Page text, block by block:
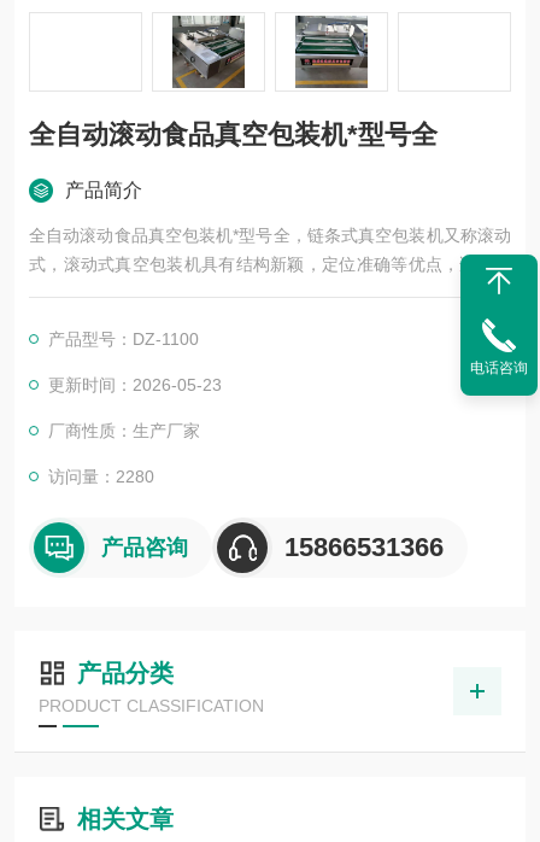
全自动滚动食品真空包装机*型号全
产品简介
全自动滚动食品真空包装机*型号全，链条式真空包装机又称滚动
式，滚动式真空包装机具有结构新颖，定位准确等优点，适用于
粽子，熟食，卤制品，海鲜品等食品的真空 包装。
产品型号：DZ-1100
更新时间：2026-05-23
厂商性质：生产厂家
访问量：2280
产品咨询 15866531366
产品分类
PRODUCT CLASSIFICATION
相关文章
电话咨询